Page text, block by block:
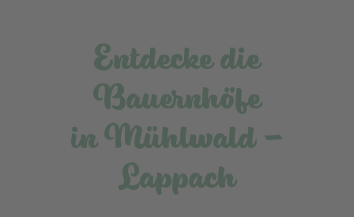
Entdecke die
Bauernhöfe
in Mühlwald -
Lappach